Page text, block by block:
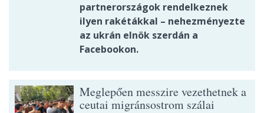
partnerországok rendelkeznek
ilyen rakétákkal – nehezményezte
az ukrán elnök szerdán a
Facebookon.
Meglepően messzire vezethetnek a
ceutai migránsostrom szálai